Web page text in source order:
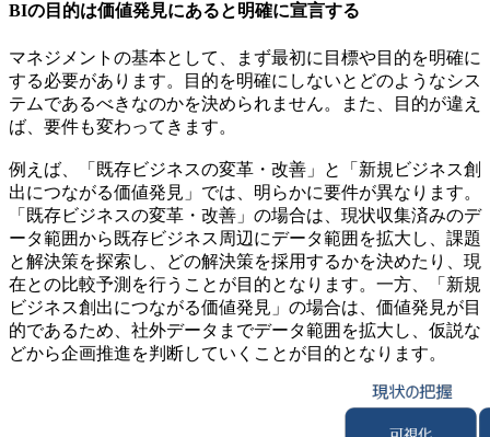
BIの目的は価値発見にあると明確に宣言する
マネジメントの基本として、まず最初に目標や目的を明確に
する必要があります。目的を明確にしないとどのようなシス
テムであるべきなのかを決められません。また、目的が違え
ば、要件も変わってきます。
例えば、「既存ビジネスの変革・改善」と「新規ビジネス創
出につながる価値発見」では、明らかに要件が異なります。
「既存ビジネスの変革・改善」の場合は、現状収集済みのデ
ータ範囲から既存ビジネス周辺にデータ範囲を拡大し、課題
と解決策を探索し、どの解決策を採用するかを決めたり、現
在との比較予測を行うことが目的となります。一方、「新規
ビジネス創出につながる価値発見」の場合は、価値発見が目
的であるため、社外データまでデータ範囲を拡大し、仮説な
どから企画推進を判断していくことが目的となります。